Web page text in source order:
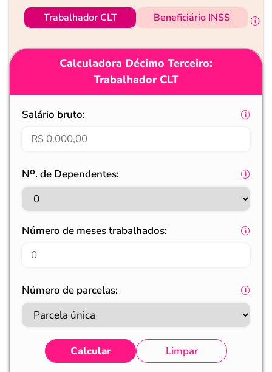
Trabalhador CLT Beneficiário INSS
Calculadora Décimo Terceiro:
Trabalhador CLT
Salário bruto:
Nᴼ. de Dependentes:
Número de meses trabalhados:
Número de parcelas:
Calcular Limpar